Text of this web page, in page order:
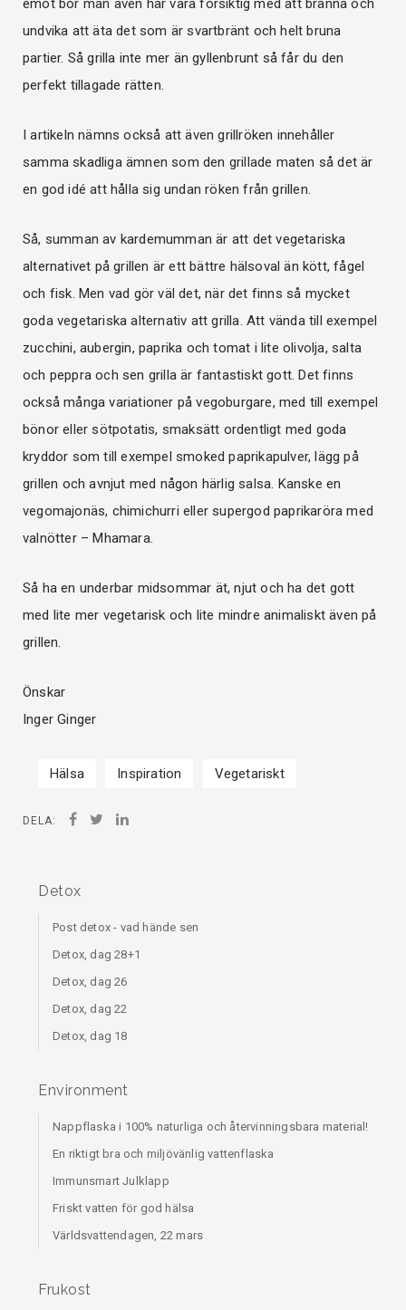
emot bör man även här vara försiktig med att bränna och
undvika att äta det som är svartbränt och helt bruna
partier. Så grilla inte mer än gyllenbrunt så får du den
perfekt tillagade rätten.
I artikeln nämns också att även grillröken innehåller
samma skadliga ämnen som den grillade maten så det är
en god idé att hålla sig undan röken från grillen.
Så, summan av kardemumman är att det vegetariska
alternativet på grillen är ett bättre hälsoval än kött, fågel
och fisk. Men vad gör väl det, när det finns så mycket
goda vegetariska alternativ att grilla. Att vända till exempel
zucchini, aubergin, paprika och tomat i lite olivolja, salta
och peppra och sen grilla är fantastiskt gott. Det finns
också många variationer på vegoburgare, med till exempel
bönor eller sötpotatis, smaksätt ordentligt med goda
kryddor som till exempel smoked paprikapulver, lägg på
grillen och avnjut med någon härlig salsa. Kanske en
vegomajonäs, chimichurri eller supergod paprikaröra med
valnötter – Mhamara.
Så ha en underbar midsommar ät, njut och ha det gott
med lite mer vegetarisk och lite mindre animaliskt även på
grillen.
Önskar
Inger Ginger
Hälsa Inspiration Vegetariskt
DELA:
Detox
Post detox - vad hände sen
Detox, dag 28+1
Detox, dag 26
Detox, dag 22
Detox, dag 18
Environment
Nappflaska i 100% naturliga och återvinningsbara material!
En riktigt bra och miljövänlig vattenflaska
Immunsmart Julklapp
Friskt vatten för god hälsa
Världsvattendagen, 22 mars
Frukost